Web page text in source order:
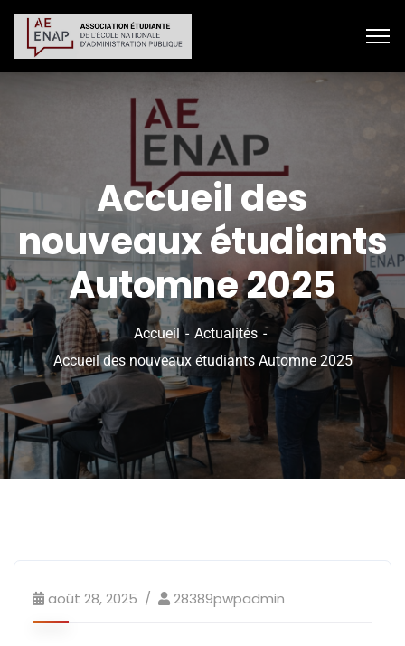
Accueil des
nouveaux étudiants
Automne 2025
Accueil
Actualités
Accueil des nouveaux étudiants Automne 2025
août 28, 2025 28389pwpadmin